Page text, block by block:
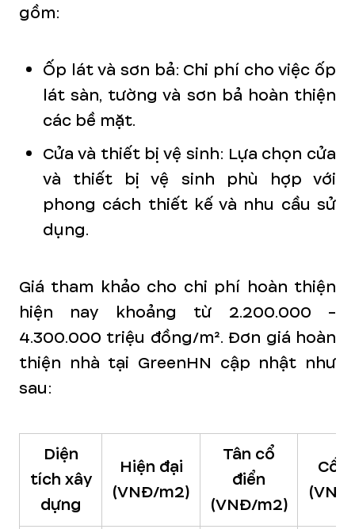
gồm:
Ốp lát và sơn bả: Chi phí cho việc ốp
lát sàn, tường và sơn bả hoàn thiện
các bề mặt.
Cửa và thiết bị vệ sinh: Lựa chọn cửa
và thiết bị vệ sinh phù hợp với
phong cách thiết kế và nhu cầu sử
dụng.
Giá tham khảo cho chi phí hoàn thiện
hiện nay khoảng từ 2.200.000 -
4.300.000 triệu đồng/m². Đơn giá hoàn
thiện nhà tại GreenHN cập nhật như
sau:
Diện
tích xây
dựng
Hiện đại
(VNĐ/m2)
Tân cổ
điển
(VNĐ/m2)
Cổ